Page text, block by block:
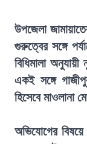
উপজেলা
গুরুত্বের সঙ্গে
বিধিমালা
একই সঙ্গে
হিসেবে মাওলানা
অভিযোগের